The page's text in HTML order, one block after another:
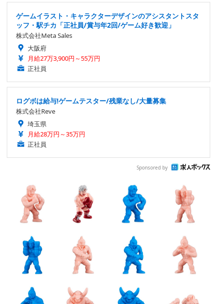
ゲームイラスト・キャラクターデザインのアシスタントスタ
ッフ・駅チカ「正社員/賞与年2回/ゲーム好き歓迎」
株式会社Meta Sales
大阪府
月給27万3,900円～55万円
正社員
ログボは給与!ゲームテスター/残業なし/大量募集
株式会社Reve
埼玉県
月給28万円～35万円
正社員
Sponsored by